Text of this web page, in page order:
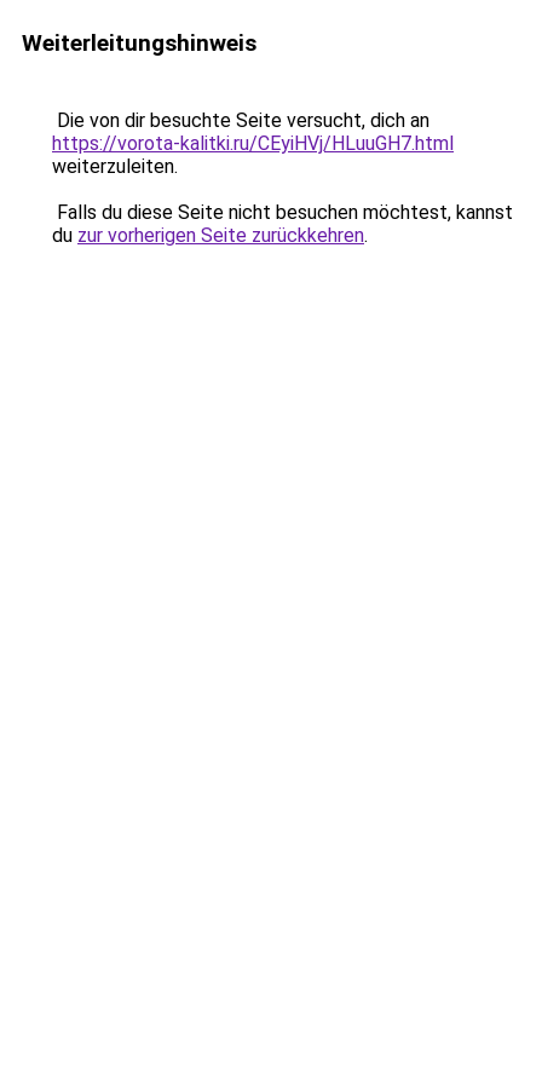
Weiterleitungshinweis
Die von dir besuchte Seite versucht, dich an
https://vorota-kalitki.ru/CEyiHVj/HLuuGH7.html
weiterzuleiten.
Falls du diese Seite nicht besuchen möchtest, kannst
du zur vorherigen Seite zurückkehren.